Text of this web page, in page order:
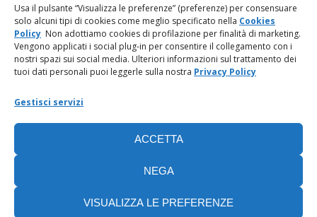
Usa il pulsante “Visualizza le preferenze” (preferenze) per consensuare
solo alcuni tipi di cookies come meglio specificato nella Cookies
Policy Non adottiamo cookies di profilazione per finalità di marketing.
Vengono applicati i social plug-in per consentire il collegamento con i
nostri spazi sui social media. Ulteriori informazioni sul trattamento dei
tuoi dati personali puoi leggerle sulla nostra Privacy Policy
Gestisci servizi
ACCETTA
NEGA
VISUALIZZA LE PREFERENZE
Regolamento categorie particolari di dati personali e dati
giudiziari
Amministrazione Trasparente
Cookie Policy (UE)